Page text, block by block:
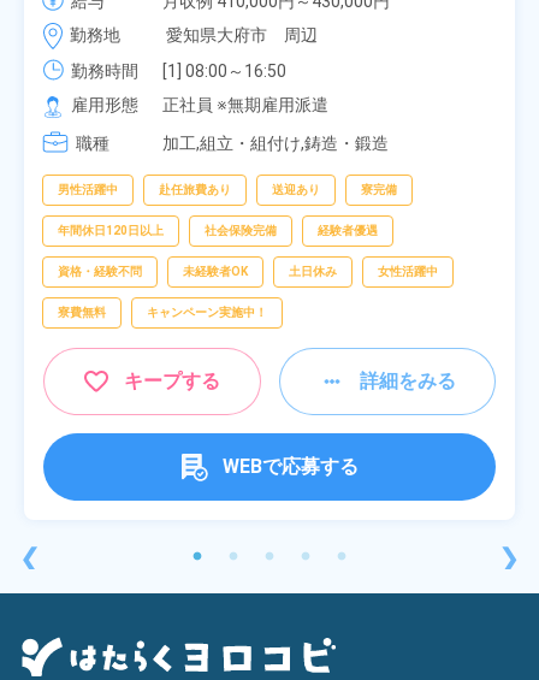
❮
種作業！《愛知県大府市》
月給 277,000円～277,000円
勤務地
愛知県大府市　周辺
勤務時間
[1] 08:00～16:50
[2] 06:25～15:10
[3] 17:05～01:50
雇用形態
正社員 ※無期雇用派遣
職種
加工,組立・組付け,鋳造・鍛造
男性活躍中 赴任旅費あり 送迎あり 寮完備
年間休日120日以上 社会保険完備 経験者優遇
資格・経験不問 未経験者OK 土日休み 女性活躍中
寮費無料 キャンペーン実施中！
キープする 詳細をみる
WEBで応募する
❯